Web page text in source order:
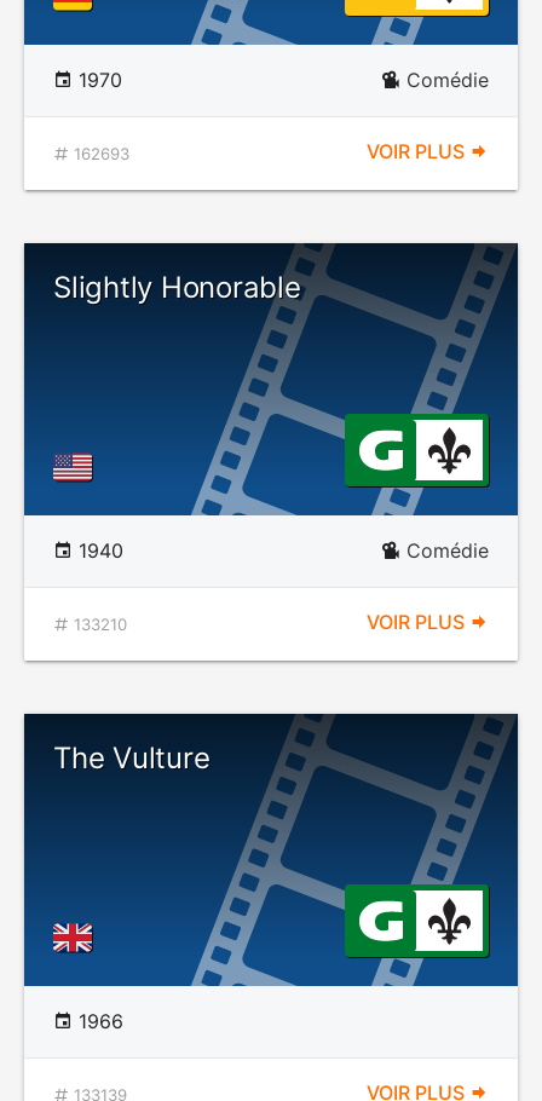
1970 Comédie
162693 VOIR PLUS
Slightly Honorable
1940 Comédie
133210 VOIR PLUS
The Vulture
1966
133139 VOIR PLUS